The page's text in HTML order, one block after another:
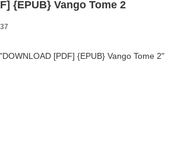
{EPUB} Vango Tome 2